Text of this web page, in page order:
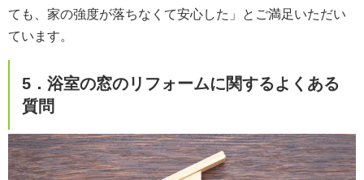
ても、家の強度が落ちなくて安心した」とご満足いただい
ています。
5．浴室の窓のリフォームに関するよくある
質問